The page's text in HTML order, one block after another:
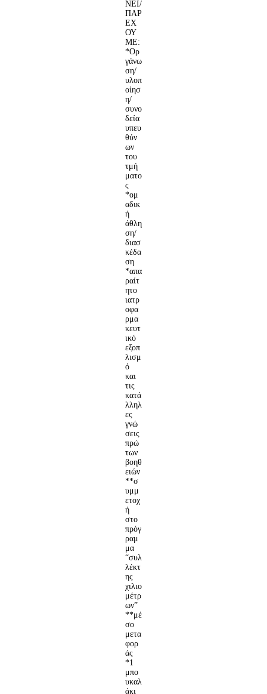
ΝΕΙ/
ΠΑΡ
ΕΧ
ΟΥ
ΜΕ:
*Ορ
γάνω
ση/
υλοπ
οίησ
η/
συνο
δεία
υπευ
θύν
ων
του
τμή
ματο
ς
*ομ
αδικ
ή
άθλη
ση/
διασ
κέδα
ση
*απα
ραίτ
ητο
ιατρ
οφα
ρμα
κευτ
ικό
εξοπ
λισμ
ό
και
τις
κατά
λληλ
ες
γνώ
σεις
πρώ
των
βοηθ
ειών
**σ
υμμ
ετοχ
ή
στο
πρόγ
ραμ
μα
“συλ
λέκτ
ης
χιλιο
μέτρ
ων”
**μέ
σο
μετα
φορ
άς
*1
μπο
υκαλ
άκι